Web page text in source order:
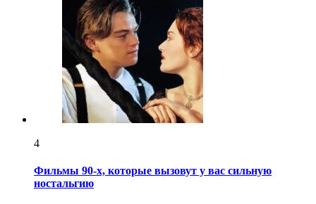
4
Фильмы 90-х, которые вызовут у вас сильную
ностальгию